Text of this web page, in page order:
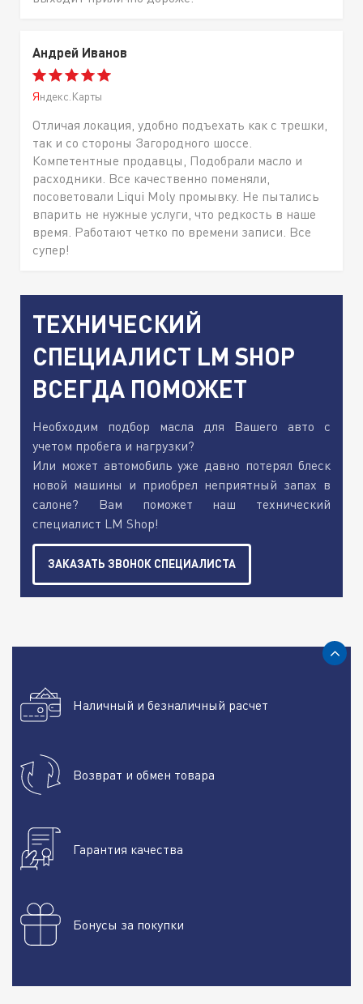
Андрей Иванов
Яндекс.Карты
Отличая локация, удобно подъехать как с трешки,
так и со стороны Загородного шоссе.
Компетентные продавцы, Подобрали масло и
расходники. Все качественно поменяли,
посоветовали Liqui Moly промывку. Не пытались
впарить не нужные услуги, что редкость в наше
время. Работают четко по времени записи. Все
супер!
ТЕХНИЧЕСКИЙ
СПЕЦИАЛИСТ LM SHOP
ВСЕГДА ПОМОЖЕТ
Необходим подбор масла для Вашего авто с
учетом пробега и нагрузки?
Или может автомобиль уже давно потерял блеск
новой машины и приобрел неприятный запах в
салоне? Вам поможет наш технический
специалист LM Shop!
ЗАКАЗАТЬ ЗВОНОК СПЕЦИАЛИСТА
Наличный и безналичный расчет
Возврат и обмен товара
Гарантия качества
Бонусы за покупки